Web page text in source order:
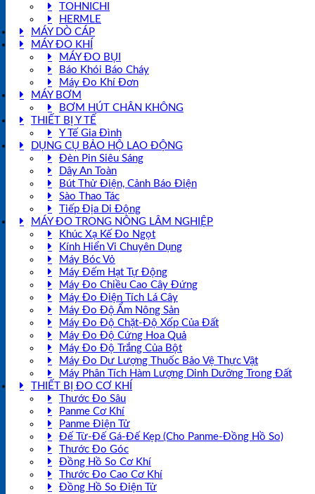
TOHNICHI
HERMLE
MÁY DÒ CÁP
MÁY ĐO KHÍ
MÁY ĐO BỤI
Báo Khói Báo Cháy
Máy Đo Khí Đơn
MÁY BƠM
BƠM HÚT CHÂN KHÔNG
THIẾT BỊ Y TẾ
Y Tế Gia Đình
DỤNG CỤ BẢO HỘ LAO ĐỘNG
Đèn Pin Siêu Sáng
Dây An Toàn
Bút Thử Điện, Cảnh Báo Điện
Sào Thao Tác
Tiếp Địa Di Động
MÁY ĐO TRONG NÔNG LÂM NGHIỆP
Khúc Xạ Kế Đo Ngọt
Kính Hiển Vi Chuyên Dụng
Máy Bóc Vỏ
Máy Đếm Hạt Tự Động
Máy Đo Chiều Cao Cây Đứng
Máy Đo Điện Tích Lá Cây
Máy Đo Độ Ẩm Nông Sản
Máy Đo Độ Chặt-Độ Xốp Của Đất
Máy Đo Độ Cứng Hoa Quả
Máy Đo Độ Trắng Của Bột
Máy Đo Dư Lượng Thuốc Bảo Vệ Thực Vật
Máy Phân Tích Hàm Lượng Dinh Dưỡng Trong Đất
THIẾT BỊ ĐO CƠ KHÍ
Thước Đo Sâu
Panme Cơ Khí
Panme Điện Tử
Đế Từ-Đế Gá-Đế Kẹp (Cho Panme-Đồng Hồ So)
Thước Đo Góc
Đồng Hồ So Cơ Khí
Thước Đo Cao Cơ Khí
Đồng Hồ So Điện Tử